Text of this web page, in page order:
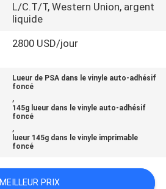
L/C.T/T, Western Union, argent
liquide
2800 USD/jour
Lueur de PSA dans le vinyle auto-adhésif
foncé
,
145g lueur dans le vinyle auto-adhésif
foncé
,
lueur 145g dans le vinyle imprimable
foncé
MEILLEUR PRIX